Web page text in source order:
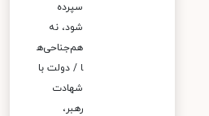
سپرده
شود، نه
هم‌جناحی‌ه
ا / دولت با
شهادت
رهبر،